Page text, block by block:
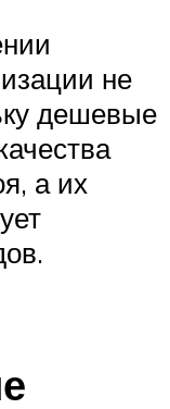
не
дешевые
а их